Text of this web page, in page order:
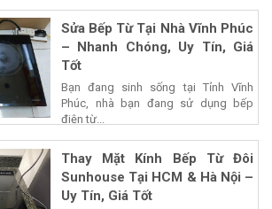
Sửa Bếp Từ Tại Nhà Vĩnh Phúc
– Nhanh Chóng, Uy Tín, Giá
Tốt
Bạn đang sinh sống tại Tỉnh Vĩnh
Phúc, nhà bạn đang sử dụng bếp
điện từ...
Thay Mặt Kính Bếp Từ Đôi
Sunhouse Tại HCM & Hà Nội –
Uy Tín, Giá Tốt